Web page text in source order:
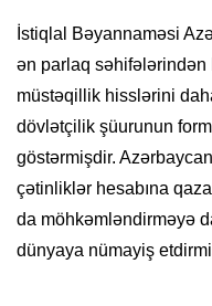
İstiqlal Bəyannaməsi
ən parlaq səhifələrindən
müstəqillik hisslərini
dövlətçilik şüurunun
göstərmişdir.
çətinliklər hesabına
da möhkəmləndirməyə
dünyaya nümayiş